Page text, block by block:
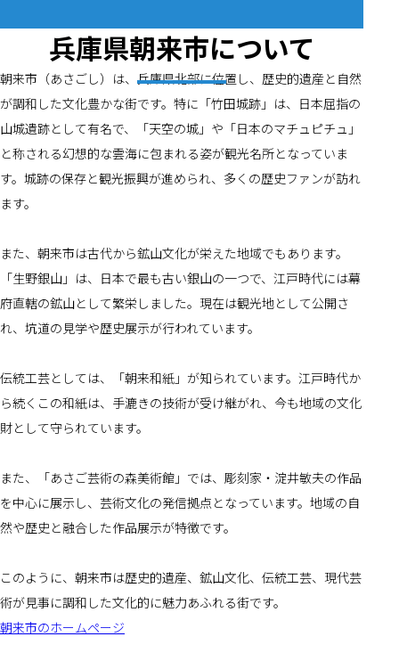
兵庫県朝来市について
朝来市（あさごし）は、兵庫県北部に位置し、歴史的遺産と自然
が調和した文化豊かな街です。特に「竹田城跡」は、日本屈指の
山城遺跡として有名で、「天空の城」や「日本のマチュピチュ」
と称される幻想的な雲海に包まれる姿が観光名所となっていま
す。城跡の保存と観光振興が進められ、多くの歴史ファンが訪れ
ます。
また、朝来市は古代から鉱山文化が栄えた地域でもあります。
「生野銀山」は、日本で最も古い銀山の一つで、江戸時代には幕
府直轄の鉱山として繁栄しました。現在は観光地として公開さ
れ、坑道の見学や歴史展示が行われています。
伝統工芸としては、「朝来和紙」が知られています。江戸時代か
ら続くこの和紙は、手漉きの技術が受け継がれ、今も地域の文化
財として守られています。
また、「あさご芸術の森美術館」では、彫刻家・淀井敏夫の作品
を中心に展示し、芸術文化の発信拠点となっています。地域の自
然や歴史と融合した作品展示が特徴です。
このように、朝来市は歴史的遺産、鉱山文化、伝統工芸、現代芸
術が見事に調和した文化的に魅力あふれる街です。
朝来市のホームページ